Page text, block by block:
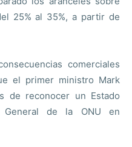
25% al 35%, a partir de
comerciales
el primer ministro Mark
de reconocer un Estado
General de la ONU en